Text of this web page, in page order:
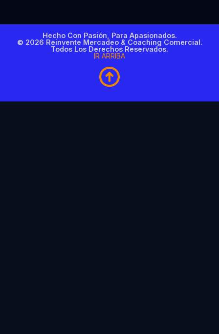
Hecho Con Pasión, Para Apasionados.
© 2026 Reinvente Mercadeo & Coaching Comercial.
Todos Los Derechos Reservados.
IR ARRIBA